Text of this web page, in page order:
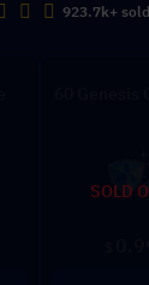
923.7k+ sold
SOLD